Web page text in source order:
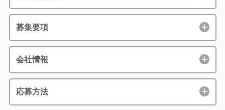
募集要項
会社情報
応募方法